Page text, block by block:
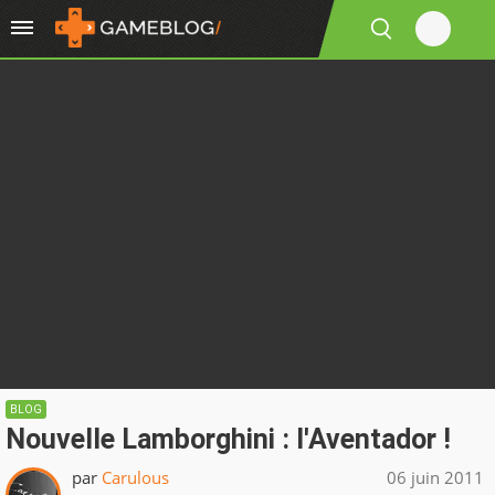
BLOG
Nouvelle Lamborghini : l'Aventador !
par Carulous 06 juin 2011